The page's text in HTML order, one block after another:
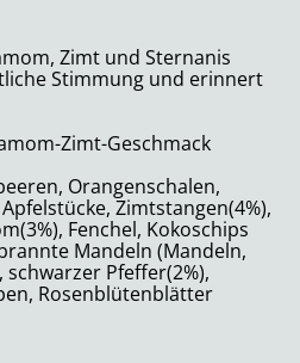
Zimt und Sternanis
Stimmung und erinnert
Zimt-Geschmack
Orangenschalen,
Zimtstangen(4%),
Fenchel, Kokoschips
Mandeln (Mandeln,
Pfeffer(2%),
Rosenblütenblätter